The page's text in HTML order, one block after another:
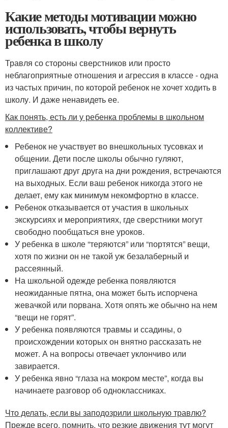
Какие методы мотивации можно
использовать, чтобы вернуть
ребенка в школу
Травля со стороны сверстников или просто
неблагоприятные отношения и агрессия в классе - одна
из частых причин, по которой ребенок не хочет ходить в
школу. И даже ненавидеть ее.
Как понять, есть ли у ребенка проблемы в школьном
коллективе?
Ребенок не участвует во внешкольных тусовках и
общении. Дети после школы обычно гуляют,
приглашают друг друга на дни рождения, встречаются
на выходных. Если ваш ребенок никогда этого не
делает, ему как минимум некомфортно в классе.
Ребенок отказывается от участия в школьных
экскурсиях и мероприятиях, где сверстники могут
свободно пообщаться вне уроков.
У ребенка в школе “теряются” или “портятся” вещи,
хотя по жизни он не такой уж безалаберный и
рассеянный.
На школьной одежде ребенка появляются
неожиданные пятна, она может быть испорчена
жевачкой или порвана. Хотя опять же обычно на нем
“вещи не горят”.
У ребенка появляются травмы и ссадины, о
происхождении которых он внятно рассказать не
может. А на вопросы отвечает уклончиво или
завирается.
У ребенка явно “глаза на мокром месте”, когда вы
начинаете разговор об одноклассниках.
Что делать, если вы заподозрили школьную травлю?
Прежде всего, помнить, что резкие движения тут могут